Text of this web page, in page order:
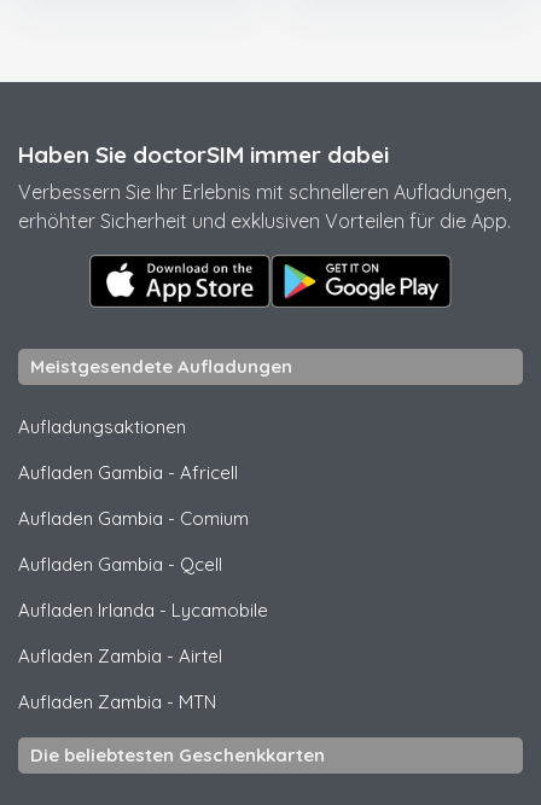
Haben Sie doctorSIM immer dabei
Verbessern Sie Ihr Erlebnis mit schnelleren Aufladungen,
erhöhter Sicherheit und exklusiven Vorteilen für die App.
Meistgesendete Aufladungen
Aufladungsaktionen
Aufladen Gambia - Africell
Aufladen Gambia - Comium
Aufladen Gambia - Qcell
Aufladen Irlanda - Lycamobile
Aufladen Zambia - Airtel
Aufladen Zambia - MTN
Die beliebtesten Geschenkkarten